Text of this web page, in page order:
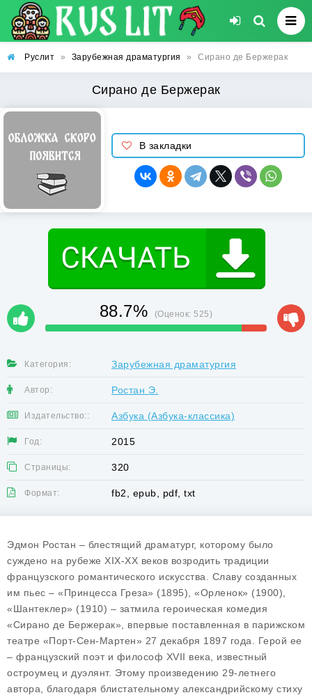
Руслит » Зарубежная драматургия » Сирано де Бержерак
Сирано де Бержерак
В закладки
88.7% (Оценок:525)
Категория: Зарубежная драматургия
Автор: Ростан Э.
Издательство:: Азбука (Азбука-классика)
Год: 2015
Страницы: 320
Формат: fb2, epub, pdf, txt
Эдмон Ростан – блестящий драматург, которому было
суждено на рубеже XIX-XX веков возродить традиции
французского романтического искусства. Славу созданных
им пьес – «Принцесса Греза» (1895), «Орленок» (1900),
«Шантеклер» (1910) – затмила героическая комедия
«Сирано де Бержерак», впервые поставленная в парижском
театре «Порт-Сен-Мартен» 27 декабря 1897 года. Герой ее
– французский поэт и философ XVII века, известный
остроумец и дуэлянт. Этому произведению 29-летнего
автора, благодаря блистательному александрийскому стиху